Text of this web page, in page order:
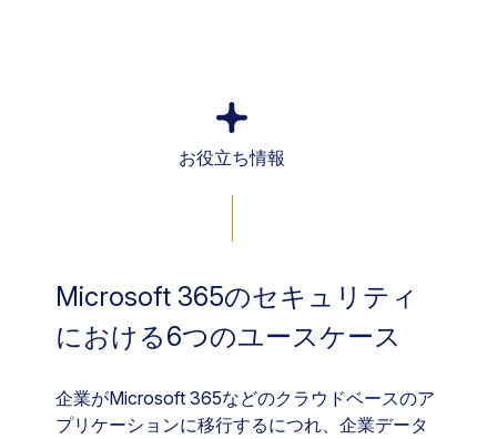
お役立ち情報
Microsoft 365のセキュリティ
における6つのユースケース
企業がMicrosoft 365などのクラウドベースのア
プリケーションに移行するにつれ、企業データ